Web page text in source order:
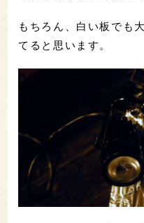
もちろん、白い板でも
てると思います。